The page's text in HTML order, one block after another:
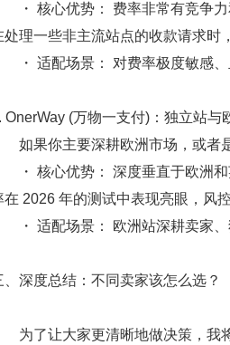
・ 核心优势：
费率非常有竞争
处理一些非主流站点的收款请求时
・ 适配场景： 对费率极度敏感
OnerWay (万物一支付)：独立站与
果你主要深耕欧洲市场，或者是
・ 核心优势：
深度垂直于欧洲
在 2026 年的测试中表现亮眼，风
・ 适配场景： 欧洲站深耕卖家
、深度总结：不同卖家该怎么选？
了让大家更清晰地做决策，我将